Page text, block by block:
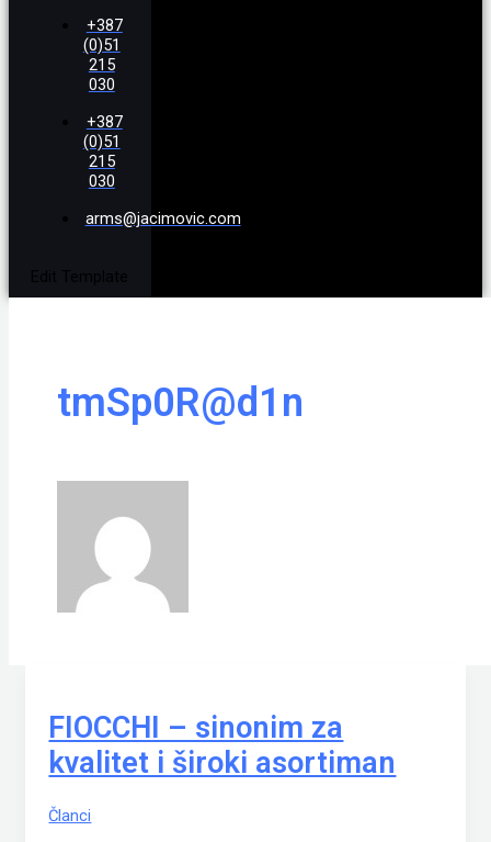
+387
(0)51
215
030
+387
(0)51
215
030
arms@jacimovic.com
Edit Template
tmSp0R@d1n
FIOCCHI – sinonim za
kvalitet i široki asortiman
Članci